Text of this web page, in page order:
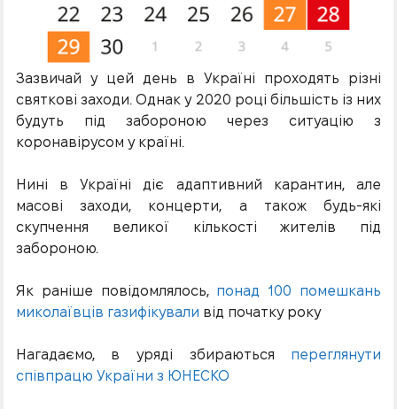
Зазвичай у цей день в Україні проходять різні
святкові заходи. Однак у 2020 році більшість із них
будуть під забороною через ситуацію з
коронавірусом у країні.
Нині в Україні діє адаптивний карантин, але
масові заходи, концерти, а також будь-які
скупчення великої кількості жителів під
забороною.
Як раніше повідомлялось, понад 100 помешкань
миколаївців газифікували від початку року
Нагадаємо, в уряді збираються переглянути
співпрацю України з ЮНЕСКО